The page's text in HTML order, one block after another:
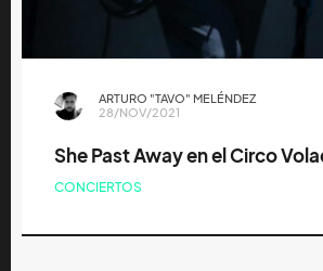
ARTURO "TAVO" MELÉNDEZ
28/NOV/2021
She Past Away en el Circo
CONCIERTOS